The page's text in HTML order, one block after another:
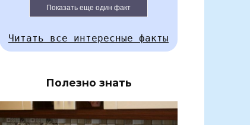
Показать еще один факт
Читать все интересные факты
Полезно знать